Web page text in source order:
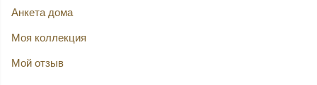
Анкета дома
Моя коллекция
Мой отзыв